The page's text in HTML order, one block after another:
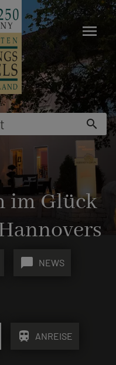
search
menu
im Glück
chat_bubble NEWS
train ANREISE